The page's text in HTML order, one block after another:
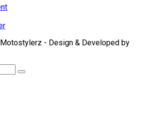
- Design & Developed by